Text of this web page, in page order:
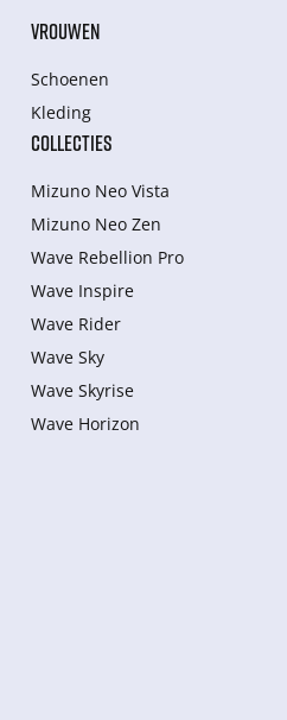
VROUWEN
Schoenen
Kleding
COLLECTIES
Mizuno Neo Vista
Mizuno Neo Zen
Wave Rebellion Pro
Wave Inspire
Wave Rider
Wave Sky
Wave Skyrise
Wave Horizon